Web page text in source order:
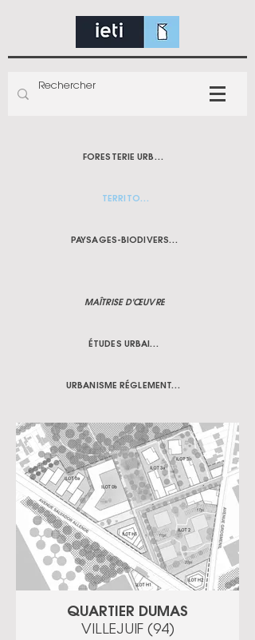
FORESTERIE URBAINE
TERRITOIRE
PAYSAGES-BIODIVERSITÉ
MAÎTRISE D'ŒUVRE
ÉTUDES URBAINES
URBANISME RÉGLEMENTAIRE
QUARTIER DUMAS
VILLEJUIF (94)